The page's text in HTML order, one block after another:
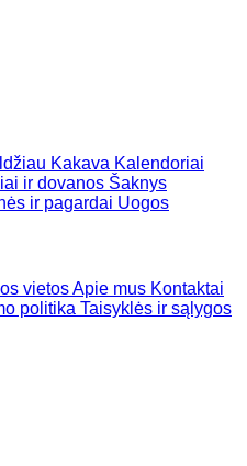
Kakava Kalendoriai
ir dovanos Šaknys
ir pagardai Uogos
vietosApie mus Kontaktai
politika Taisyklės ir sąlygos